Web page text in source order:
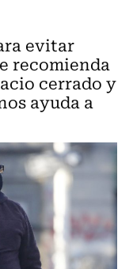
evitar
recomienda
cerrado y
ayuda a